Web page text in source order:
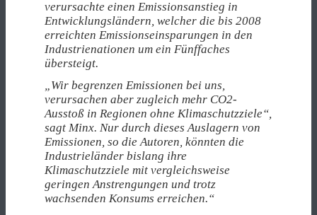
verursachte einen Emissionsanstieg in
Entwicklungsländern, welcher die bis 2008
erreichten Emissionseinsparungen in den
Industrienationen um ein Fünffaches
übersteigt.
„Wir begrenzen Emissionen bei uns,
verursachen aber zugleich mehr CO2-
Ausstoß in Regionen ohne Klimaschutzziele“,
sagt Minx. Nur durch dieses Auslagern von
Emissionen, so die Autoren, könnten die
Industrieländer bislang ihre
Klimaschutzziele mit vergleichsweise
geringen Anstrengungen und trotz
wachsenden Konsums erreichen.“